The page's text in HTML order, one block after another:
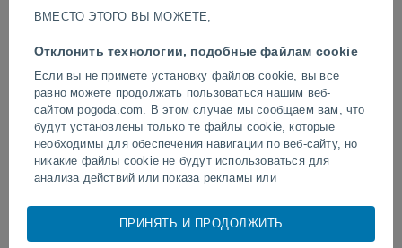
ВМЕСТО ЭТОГО ВЫ МОЖЕТЕ,
Отклонить технологии, подобные файлам cookie
Если вы не примете установку файлов cookie, вы все
равно можете продолжать пользоваться нашим веб-
сайтом pogoda.com. В этом случае мы сообщаем вам, что
будут установлены только те файлы cookie, которые
необходимы для обеспечения навигации по веб-сайту, но
никакие файлы cookie не будут использоваться для
анализа действий или показа рекламы или
Вы можете отказаться от установки cookie и
ПРИНЯТЬ И ПРОДОЛЖИТЬ
Торнадо и сильные ливни в
Пелотасе, Бразилия.
Удар молнии на
Наратхивате, Таиланд.
Следуйте за нами